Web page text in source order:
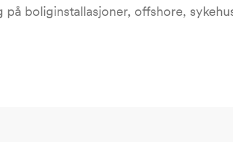
på boliginstallasjoner, offshore,